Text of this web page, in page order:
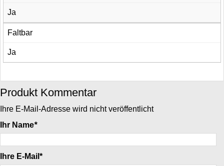
Ja
Faltbar
Ja
Produkt Kommentar
Ihre E-Mail-Adresse wird nicht veröffentlicht
Ihr Name*
Ihre E-Mail*